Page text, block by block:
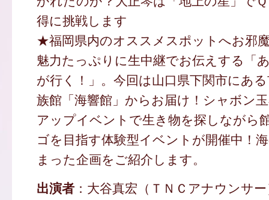
得に挑戦します
★福岡県内のオススメスポットへお邪
魅力たっぷりに生中継でお伝えする「
が行く！」。今回は山口県下関市にあ
族館「海響館」からお届け！シャボン
アップイベントで生き物を探しながら
ゴを目指す体験型イベントが開催中！
まった企画をご紹介します。
出演者：大谷真宏（ＴＮＣアナウンサ